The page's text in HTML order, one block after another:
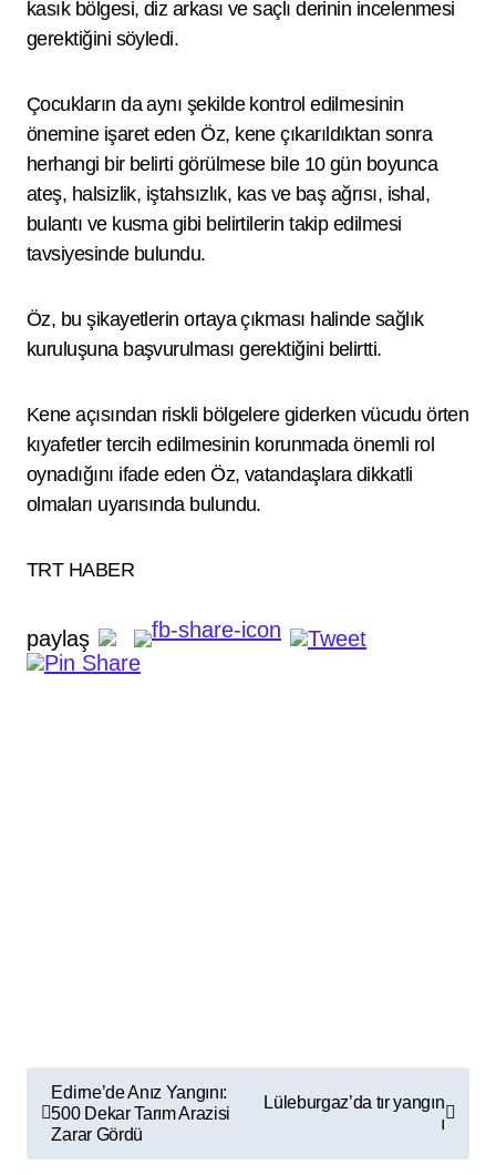
kasık bölgesi, diz arkası ve saçlı derinin incelenmesi
gerektiğini söyledi.
Çocukların da aynı şekilde kontrol edilmesinin
önemine işaret eden Öz, kene çıkarıldıktan sonra
herhangi bir belirti görülmese bile 10 gün boyunca
ateş, halsizlik, iştahsızlık, kas ve baş ağrısı, ishal,
bulantı ve kusma gibi belirtilerin takip edilmesi
tavsiyesinde bulundu.
Öz, bu şikayetlerin ortaya çıkması halinde sağlık
kuruluşuna başvurulması gerektiğini belirtti.
Kene açısından riskli bölgelere giderken vücudu örten
kıyafetler tercih edilmesinin korunmada önemli rol
oynadığını ifade eden Öz, vatandaşlara dikkatli
olmaları uyarısında bulundu.
TRT HABER
paylaş
z
Edirne’de Anız Yangını:
500 Dekar Tarım Arazisi
Zarar Gördü
Lüleburgaz’da tır yangın
ı